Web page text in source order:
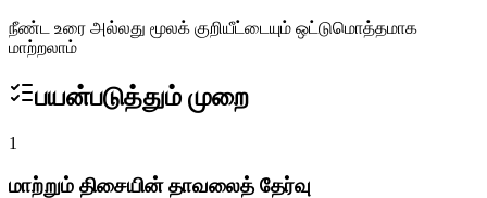
நீண்ட உரை அல்லது மூலக் குறியீட்டையும் ஒட்டுமொத்தமாக
மாற்றலாம்
பயன்படுத்தும் முறை
1
மாற்றும் திசையின் தாவலைத் தேர்வு